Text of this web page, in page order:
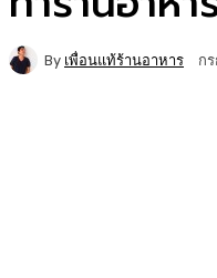
By เพื่อนแท้ร้านอาหาร ก